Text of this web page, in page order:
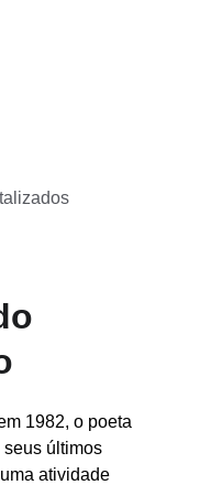
1982, o poeta
seus últimos
atividade